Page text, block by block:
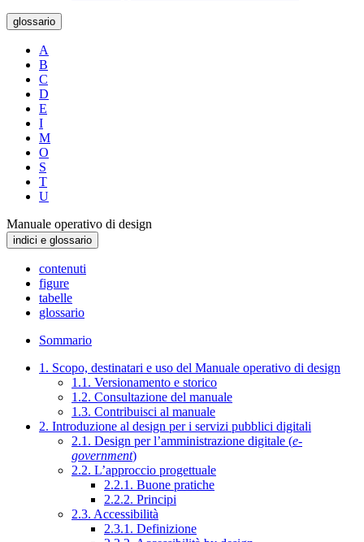
glossario
A
B
C
D
E
I
M
O
S
T
U
Manuale operativo di design
indici e glossario
contenuti
figure
tabelle
glossario
Sommario
1. Scopo, destinatari e uso del Manuale operativo di design
1.1. Versionamento e storico
1.2. Consultazione del manuale
1.3. Contribuisci al manuale
2. Introduzione al design per i servizi pubblici digitali
2.1. Design per l’amministrazione digitale (e-
government)
2.2. L’approccio progettuale
2.2.1. Buone pratiche
2.2.2. Principi
2.3. Accessibilità
2.3.1. Definizione